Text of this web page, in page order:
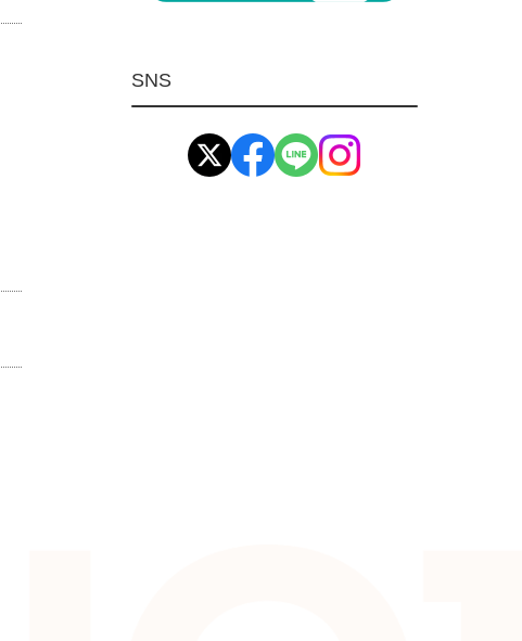
環境安全用品
工業資材(栃木屋)
SNS